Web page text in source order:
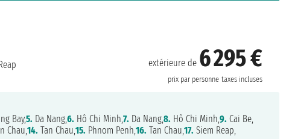
extérieure de 6 295 €
prix par personne taxes incluses
Bay,5. Da Nang,6. Hô Chi Minh,7. Da Nang,8. Hô Chi Minh,9. Cai Be,
Chau,14. Tan Chau,15. Phnom Penh,16. Tan Chau,17. Siem Reap,